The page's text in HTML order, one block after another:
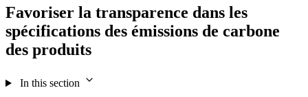
Favoriser la transparence dans les
spécifications des émissions de carbone
des produits
In this section